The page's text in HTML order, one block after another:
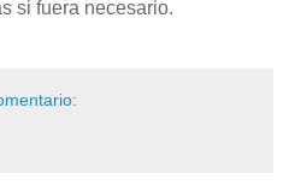
si fuera necesario.